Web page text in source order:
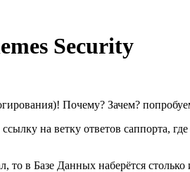
Security
Почему? Зачем?
на ветку ответов саппорта,
в Базе Данных наберётся